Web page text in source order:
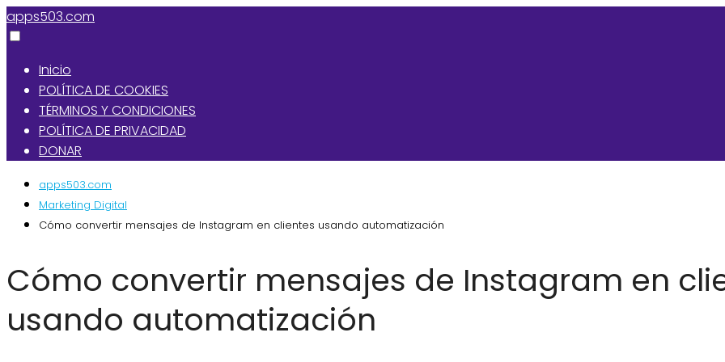
apps503.com
Inicio
POLÍTICA DE COOKIES
TÉRMINOS Y CONDICIONES
POLÍTICA DE PRIVACIDAD
DONAR
apps503.com
Marketing Digital
Cómo convertir mensajes de Instagram en clientes usando automatización
Cómo convertir mensajes de Instagram en
usando automatización